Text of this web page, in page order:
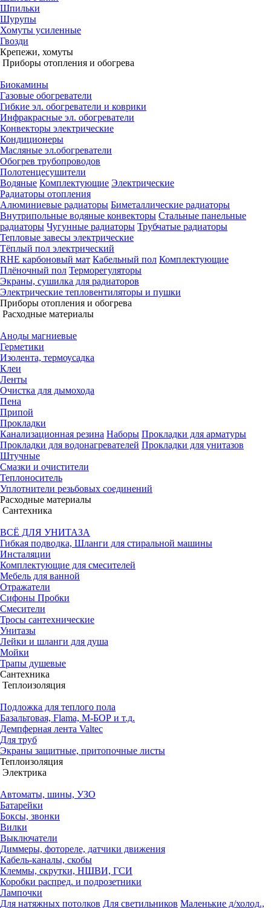
Шпильки
Шурупы
Хомуты усиленные
Гвозди
Крепежи, хомуты
Приборы отопления и обогрева
Биокамины
Газовые обогреватели
Гибкие эл. обогреватели и коврики
Инфракрасные эл. обогреватели
Конвекторы электрические
Кондиционеры
Масляные эл.обогреватели
Обогрев трубопроводов
Полотенцесушители
Водяные Комплектующие Электрические
Радиаторы отопления
Алюминиевые радиаторы Биметаллические радиаторы
Внутрипольные водяные конвекторы Стальные панельные
радиаторы Чугунные радиаторы Трубчатые радиаторы
Тепловые завесы электрические
Тёплый пол электрический
RHE карбоновый мат Кабельный пол Комплектующие
Плёночный пол Терморегуляторы
Экраны, сушилка для радиаторов
Электрические тепловентиляторы и пушки
Приборы отопления и обогрева
Расходные материалы
Аноды магниевые
Герметики
Изолента, термоусадка
Клеи
Ленты
Очистка для дымохода
Пена
Припой
Прокладки
Канализационная резина Наборы Прокладки для арматуры
Прокладки для водонагревателей Прокладки для унитазов
Штучные
Смазки и очистители
Теплоноситель
Уплотнители резьбовых соединений
Расходные материалы
Сантехника
ВСЁ ДЛЯ УНИТАЗА
Гибкая подводка, Шланги для стиральной машины
Инсталяции
Комплектующие для смесителей
Мебель для ванной
Отражатели
Сифоны Пробки
Смесители
Тросы сантехнические
Унитазы
Лейки и шланги для душа
Мойки
Трапы душевые
Сантехника
Теплоизоляция
Подложка для теплого пола
Базальтовая, Flama, М-БОР и т.д.
Демпферная лента Valtec
Для труб
Экраны защитные, притопочные листы
Теплоизоляция
Электрика
Автоматы, шины, УЗО
Батарейки
Боксы, звонки
Вилки
Выключатели
Диммеры, фотореле, датчики движения
Кабель-каналы, скобы
Клеммы, скрутки, НШВИ, ГСИ
Коробки распред. и подрозетники
Лампочки
Для натяжных потолков Для светильников Маленькие д/холод.,